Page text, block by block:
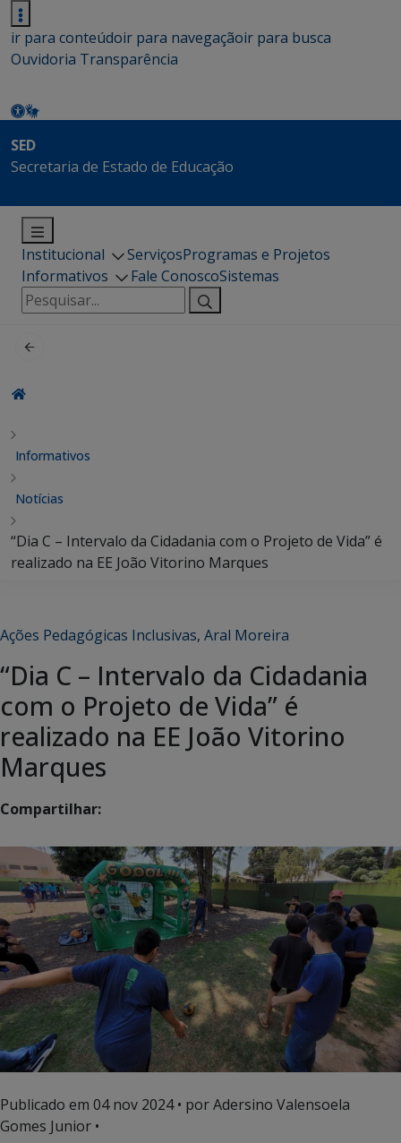
ir para conteúdoir para navegaçãoir para busca
Ouvidoria Transparência
SED
Secretaria de Estado de Educação
Institucional ServiçosProgramas e Projetos
Informativos
Fale ConoscoSistemas
Pesquisar
por:
Informativos
Notícias
“Dia C – Intervalo da Cidadania com o Projeto de Vida” é
realizado na EE João Vitorino Marques
Ações Pedagógicas Inclusivas, Aral Moreira
“Dia C – Intervalo da Cidadania
com o Projeto de Vida” é
realizado na EE João Vitorino
Marques
Compartilhar:
Publicado em 04 nov 2024• por Adersino Valensoela
Gomes Junior •